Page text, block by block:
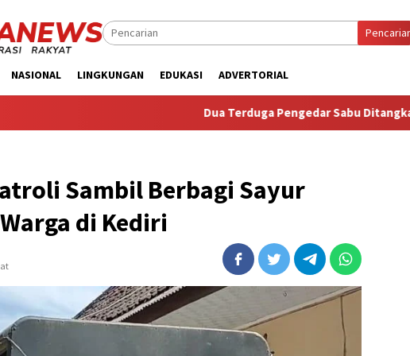
NASIONAL LINGKUNGAN EDUKASI ADVERTORIAL
Dua Terduga Pengedar Sabu Ditangkap, Satresnarkoba
Sambil Berbagi Sayur
di Kediri